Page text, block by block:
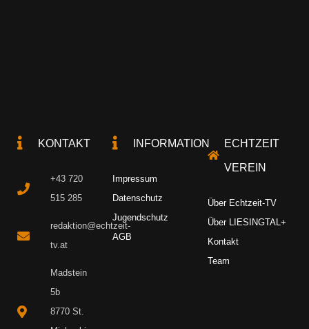
KONTAKT
+43 720
515 285
redaktion@echtzeit-
tv.at
Madstein
5b
8770 St.
INFORMATION
Impressum
Datenschutz
Jugendschutz
AGB
ECHTZEIT
VEREIN
Über Echtzeit-TV
Über LIESINGTAL+
Kontakt
Team